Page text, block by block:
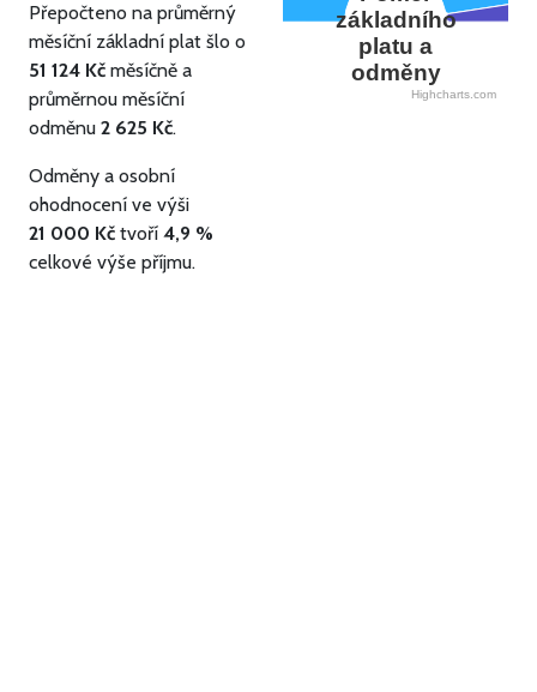
Přepočteno na průměrný
měsíční základní plat šlo o
51 124 Kč měsíčně a
průměrnou měsíční
odměnu 2 625 Kč.
Odměny a osobní
ohodnocení ve výši
21 000 Kč tvoří 4,9 %
celkové výše příjmu.
základního
platu a
odměny
Highcharts.com